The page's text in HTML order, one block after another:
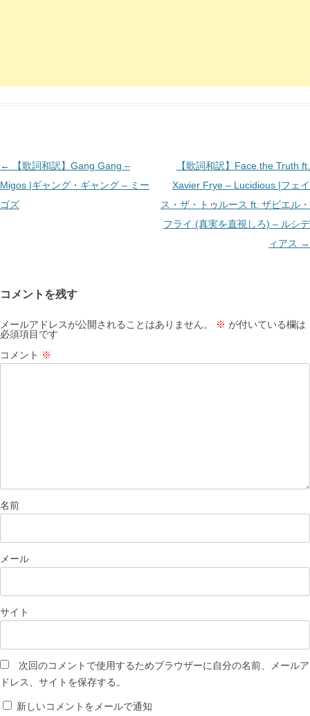
投
稿
ナ
ョ
ン
←
【歌詞和訳】Gang Gang –
Migos |ギャング・ギャング – ミー
ゴズ
【歌詞和訳】Face the Truth ft.
Xavier Frye – Lucidious |フェイ
ス・ザ・トゥルース ft. ザビエル・
フライ (真実を直視しろ) – ルシデ
ィアス →
コメントを残す
メールアドレスが公開されることはありません。 ※ が付いている欄は
必須項目です
コメント ※
名前
メール
サイト
次回のコメントで使用するためブラウザーに自分の名前、メールア
ドレス、サイトを保存する。
新しいコメントをメールで通知